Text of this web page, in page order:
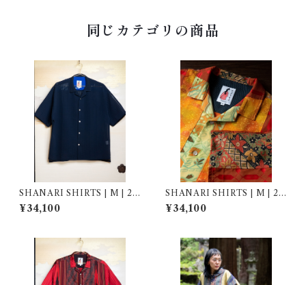
同じカテゴリの商品
SHANARI SHIRTS | M | 26
4052
¥34,100
SHANARI SHIRTS | M | 26
3065
¥34,100